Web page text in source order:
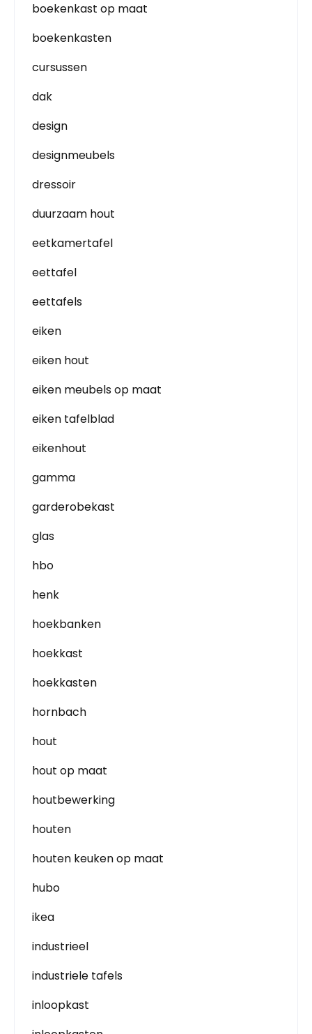
boekenkast op maat
boekenkasten
cursussen
dak
design
designmeubels
dressoir
duurzaam hout
eetkamertafel
eettafel
eettafels
eiken
eiken hout
eiken meubels op maat
eiken tafelblad
eikenhout
gamma
garderobekast
glas
hbo
henk
hoekbanken
hoekkast
hoekkasten
hornbach
hout
hout op maat
houtbewerking
houten
houten keuken op maat
hubo
ikea
industrieel
industriele tafels
inloopkast